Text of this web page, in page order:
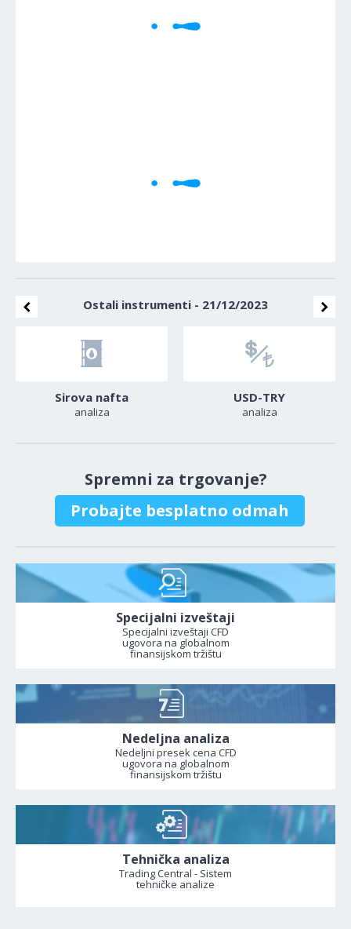
Ostali instrumenti - 21/12/2023
Sirova nafta
analiza
USD-TRY
analiza
Spremni za trgovanje?
Probajte besplatno odmah
Specijalni izveštaji
Specijalni izveštaji CFD
ugovora na globalnom
finansijskom tržištu
Nedeljna analiza
Nedeljni presek cena CFD
ugovora na globalnom
finansijskom tržištu
Tehnička analiza
Trading Central - Sistem
tehničke analize